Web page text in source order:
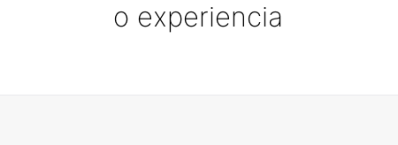
o experiencia